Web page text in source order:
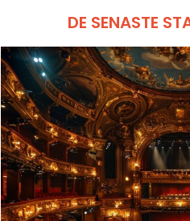
DE SENASTE